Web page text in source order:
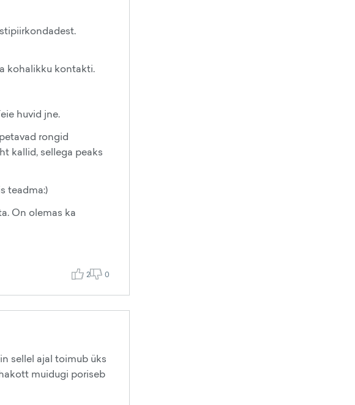
kohalikku kontakti.
huvid jne.
rongid
kallid, sellega peaks
teadma:)
On olemas ka
2 0
sellel ajal toimub üks
muidugi poriseb